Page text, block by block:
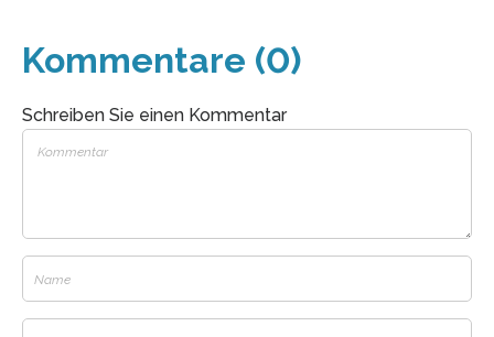
Kommentare (0)
Schreiben Sie einen Kommentar